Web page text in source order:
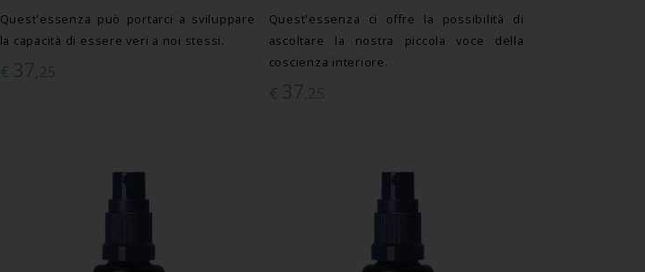
Quest'essenza può portarci a sviluppare
la capacità di essere veri a noi stessi.
€ 37,25
Quest'essenza ci offre la possibilità di
ascoltare la nostra piccola voce della
coscienza interiore.
€ 37,25